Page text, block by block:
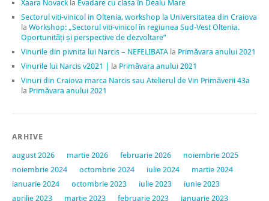
Xaara Novack la Evadare cu clasa în Dealu Mare
Sectorul viti-vinicol in Oltenia, workshop la Universitatea din Craiova
la Workshop: „Sectorul viti-vinicol în regiunea Sud-Vest Oltenia.
Oportunități și perspective de dezvoltare”
Vinurile din pivnita lui Narcis – NEFELIBATA la Primăvara anului 2021
Vinurile lui Narcis v2021 | la Primăvara anului 2021
Vinuri din Craiova marca Narcis sau Atelierul de Vin Primăverii 43a
la Primăvara anului 2021
ARHIVE
august 2026 martie 2026 februarie 2026
noiembrie 2025
noiembrie 2024
octombrie 2024 iulie 2024
martie 2024
ianuarie 2024
octombrie 2023 iulie 2023
iunie 2023
aprilie 2023
martie 2023 februarie 2023
ianuarie 2023